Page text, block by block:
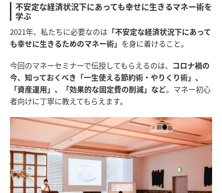
不安定な経済状況下にあっても幸せに生きるマネー術を
学ぶ
2021年、私たちに必要なのは 「不安定な経済状況下にあって
も幸せに生きるためのマネー術」 を身に着けること。
今回のマネーセミナーで伝授してもらえるのは、 コロナ禍の
今、知っておくべき「一生使える節約術・やりくり術」、
「資産運用」、「効果的な固定費の削減」など。マネー初心
者向けに丁寧に教えてもらえます。